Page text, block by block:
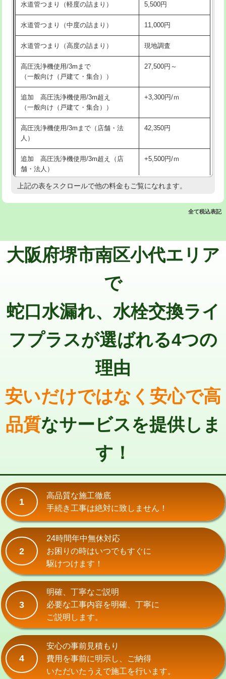
洗面台設置 38,500円
化粧台設置 22,000円
追加人工 16,500円
廃棄・処分 現場見積
※給水管工事は20mmまでの価格です。
交換・取付(排水栓・排水トラップ
22,000円+材料費
持込商品取付（混合水栓）
持込商品取付（浄水器・分岐水栓） 16,500円
業）
排水管工事（追加 排水管工事/3ｍ超
え）
マス交換（土の掘削・埋め戻し作業） 11,000円~
マス交換（深さ50㎝以上） 66,000円
コンクリート斫り（厚さ10㎝超え）
モルタル補修（厚さ10㎝まで） 27,500円
モルタル補修（厚さ10㎝超え）
追加人工 16,500円
水道管つまり（軽度の詰まり） 5,500円
水道管つまり（中度の詰まり） 11,000円
水道管つまり（高度の詰まり） 現地調査
高圧洗浄機使用/3mまで
（一般向け（戸建て・集合））
27,500円～
追加 高圧洗浄機使用/3m超え
（一般向け（戸建て・集合））
+3,300円/ｍ
高圧洗浄機使用/3mまで（店舗・法
人）
42,350円
追加 高圧洗浄機使用/3m超え（店
舗・法人）
+5,500円/ｍ
高度高圧洗浄換 現地調査
追加トーラー機使用/3m超え +3,300円
止水・漏水調査・防水処理・清掃・修
11,000円
止水・漏水調査・防水処理・清掃・修
22,000円
止水・漏水調査・防水処理・清掃・修
その他部品の脱着 8,800円～
交換・取付（タンク） 22,000円+材料費
交換・取付(単水栓（壁付・デッキ
式・ワンホール）)
交換・取付(排水栓・排水トラップ
（P/S/ポップアップ））
22,000円+材料費
交換・取付（その他部品）
持込商品取付（単水栓）
持込商品取付（混合水栓） 16,500円
持込商品取付（浄水器・分岐水栓） 16,500円
給水管工事※（ホール加工)
給水管工事※（バンド止め)
給水管工事※（支持金具設置) 5,500円
上記の表をスクロールで他の料金もご覧になれます。
全て税込表記
大阪府堺市南区小代エリア
で
蛇口水漏れ、水栓交換ライ
フプラスが選ばれる4つの
理由
安いだけではなく安心で高
品質なサービスを提供しま
す！
1
高品質な施工徹底
手続き工事は絶対に致しません！
2
24時間年中無休対応
お困りの時はいつでもすぐに
駆けつけます！
3
明確、丁寧なご説明
必要な工事内容を明確、丁寧に
ご説明します。
4
安心の事前見積もり
費用を事前に明示し、ご納得
いただいたうえで施工を行います。